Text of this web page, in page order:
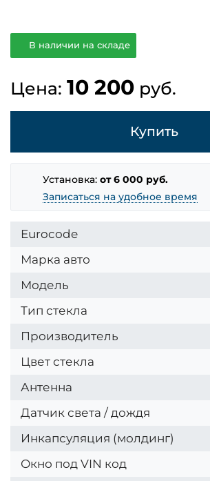
В наличии на складе
Цена: 10 200 руб.
Купить
Установка:от 6 000 руб.
Записаться на удобное время
Eurocode
Марка авто
Модель
Тип стекла
Производитель
Цвет стекла
Антенна
Датчик света / дождя
Инкапсуляция (молдинг)
Окно под VIN код